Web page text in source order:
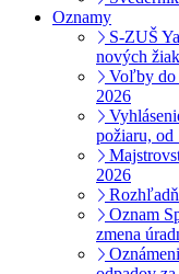
Oznamy
S-ZUŠ
nových
Voľby do
2026
požiaru, od
2026
Oznam
zmena